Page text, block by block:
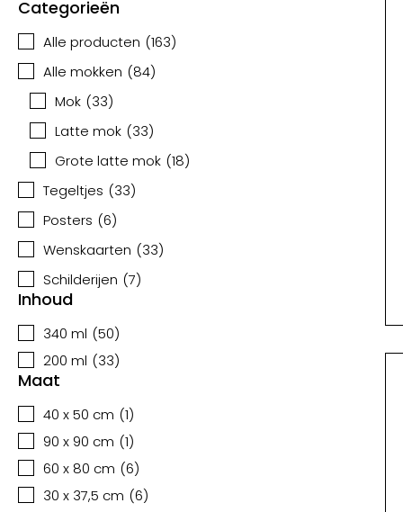
Categorieën
Alle producten (163)
Alle mokken (84)
Mok (33)
Latte mok (33)
Grote latte mok (18)
Tegeltjes (33)
Posters (6)
Wenskaarten (33)
Schilderijen (7)
Inhoud
340 ml (50)
200 ml (33)
Maat
40 x 50 cm (1)
90 x 90 cm (1)
60 x 80 cm (6)
30 x 37,5 cm (6)